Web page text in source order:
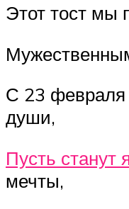
Этот тост мы
С 23 февраля
души,
Пусть станут
мечты,